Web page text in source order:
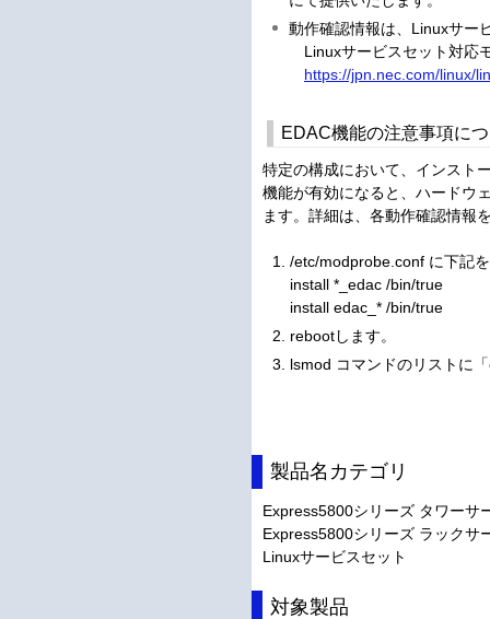
動作確認情報は、Linuxサー
Linuxサービスセット対応
https://jpn.nec.com/linux/
EDAC機能の注意事項に
特定の構成において、インスト
機能が有効になると、ハードウ
ます。詳細は、各動作確認情報
/etc/modprobe.conf に下記
install *_edac /bin/true
install edac_* /bin/true
rebootします。
lsmod コマンドのリストに
製品名カテゴリ
Express5800シリーズ タワーサ
Express5800シリーズ ラックサ
Linuxサービスセット
対象製品